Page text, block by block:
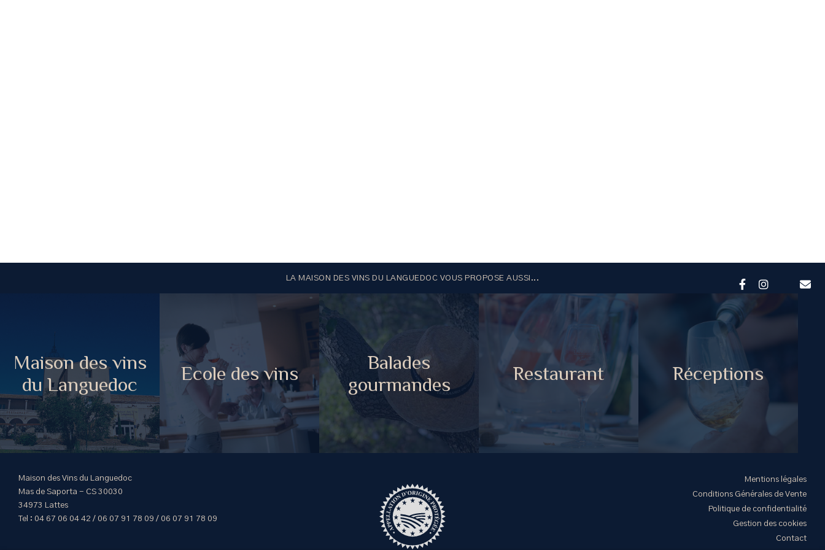
LA MAISON DES VINS DU LANGUEDOC VOUS PROPOSE AUSSI...
Maison des vins
du Languedoc
Ecole des vins
Balades
gourmandes
Restaurant Réceptions
Maison des Vins du Languedoc
Mas de Saporta - CS 30030
34973 Lattes
Tel : 04 67 06 04 42 / 06 07 91 78 09 / 06 07 91 78 09
Mentions légales
Conditions Générales de Vente
Politique de confidentialité
Gestion des cookies
Contact